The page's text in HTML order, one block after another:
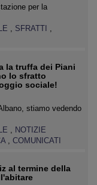
per la
, SFRATTI ,
la truffa dei Piani
lo sfratto
sociale!
stiamo vedendo
, NOTIZIE
, COMUNICATI
al termine della